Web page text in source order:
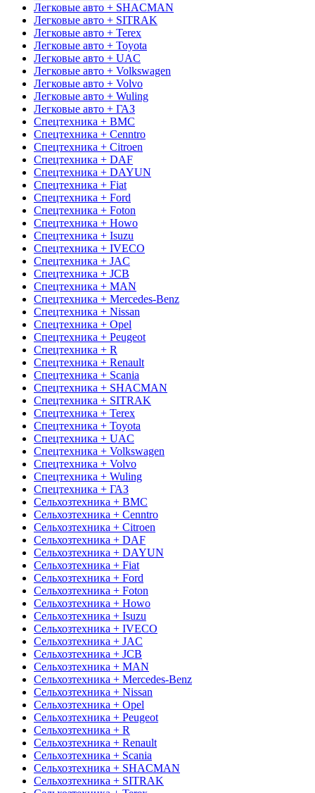
Легковые авто + SHACMAN
Легковые авто + SITRAK
Легковые авто + Terex
Легковые авто + Toyota
Легковые авто + UAC
Легковые авто + Volkswagen
Легковые авто + Volvo
Легковые авто + Wuling
Легковые авто + ГАЗ
Спецтехника + BMC
Спецтехника + Cenntro
Спецтехника + Citroen
Спецтехника + DAF
Спецтехника + DAYUN
Спецтехника + Fiat
Спецтехника + Ford
Спецтехника + Foton
Спецтехника + Howo
Спецтехника + Isuzu
Спецтехника + IVECO
Спецтехника + JAC
Спецтехника + JCB
Спецтехника + MAN
Спецтехника + Mercedes-Benz
Спецтехника + Nissan
Спецтехника + Opel
Спецтехника + Peugeot
Спецтехника + R
Спецтехника + Renault
Спецтехника + Scania
Спецтехника + SHACMAN
Спецтехника + SITRAK
Спецтехника + Terex
Спецтехника + Toyota
Спецтехника + UAC
Спецтехника + Volkswagen
Спецтехника + Volvo
Спецтехника + Wuling
Спецтехника + ГАЗ
Сельхозтехника + BMC
Сельхозтехника + Cenntro
Сельхозтехника + Citroen
Сельхозтехника + DAF
Сельхозтехника + DAYUN
Сельхозтехника + Fiat
Сельхозтехника + Ford
Сельхозтехника + Foton
Сельхозтехника + Howo
Сельхозтехника + Isuzu
Сельхозтехника + IVECO
Сельхозтехника + JAC
Сельхозтехника + JCB
Сельхозтехника + MAN
Сельхозтехника + Mercedes-Benz
Сельхозтехника + Nissan
Сельхозтехника + Opel
Сельхозтехника + Peugeot
Сельхозтехника + R
Сельхозтехника + Renault
Сельхозтехника + Scania
Сельхозтехника + SHACMAN
Сельхозтехника + SITRAK